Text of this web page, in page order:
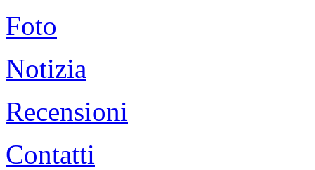
Foto
Notizia
Recensioni
Contatti